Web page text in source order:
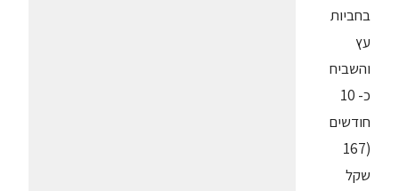
בחביות
עץ
והשביח
כ- 10
חודשים
(167
שקל